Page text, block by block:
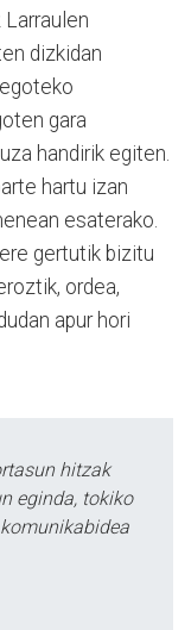
dizkidan
gara
handirik egiten.
hartu izan
esaterako.
gertutik bizitu
ordea,
apur hori
hitzak
eginda, tokiko